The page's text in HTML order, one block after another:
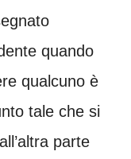
quando
qualcuno è
tale che si
parte